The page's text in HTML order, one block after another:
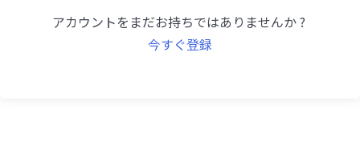
アカウントをまだお持ちではありませんか ?
今すぐ登録